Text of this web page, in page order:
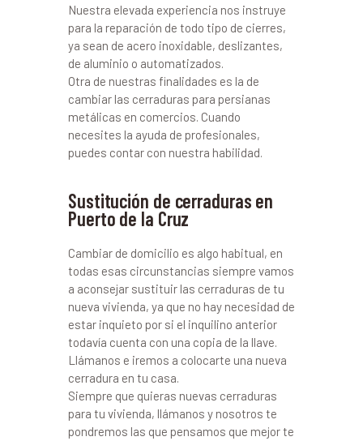
Nuestra elevada experiencia nos instruye
para la reparación de todo tipo de cierres,
ya sean de acero inoxidable, deslizantes,
de aluminio o automatizados.
Otra de nuestras finalidades es la de
cambiar las cerraduras para persianas
metálicas en comercios. Cuando
necesites la ayuda de profesionales,
puedes contar con nuestra habilidad.
Sustitución de cerraduras en
Puerto de la Cruz
Cambiar de domicilio es algo habitual, en
todas esas circunstancias siempre vamos
a aconsejar sustituir las cerraduras de tu
nueva vivienda, ya que no hay necesidad de
estar inquieto por si el inquilino anterior
todavía cuenta con una copia de la llave.
Llámanos e iremos a colocarte una nueva
cerradura en tu casa.
Siempre que quieras nuevas cerraduras
para tu vivienda, llámanos y nosotros te
pondremos las que pensamos que mejor te